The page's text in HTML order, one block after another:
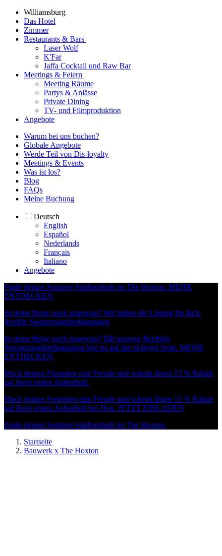
Williamsburg
Das Hotel
Zimmer
Restaurants & Bars
Laser Wolf
K'Far
Jaffa Cocktail und Raw Bar
Meetings & Feiern
Meeting Räume
Partys & Anlässe
Private Dining
TV- und Filmproduktion
Angebote
Warum bei uns buchen?
Globale Angebote
Werde Teil von Dis-loyalty
Meetings & Events
Was ist los?
Blog
FAQs
Meine Buchung
Deutsch
English
Español
Nederlands
Français
Italiano
Angebote
Finde deinen Sommer-Städteurlaub im The Hoxton. MEHR
ENTDECKEN
Ist deine Reise noch ungewiss? Wir haben die Lösung für dich:
flexible Stornierungsbedingungen
Ist deine Reise noch ungewiss? Mit unseren flexiblen
Stornierungsbedingungen bist du auf der sicheren Seite. MEHR
ENTDECKEN
Mach deinen Freunden eine Freude und schenk ihnen 15 % Rabatt
auf ihren ersten Aufenthalt.
Mach deinen Freunden eine Freude und schenk ihnen 15 % Rabatt
auf ihren ersten Aufenthalt bei Hox. JETZT EINLADEN
Finde deinen Sommer-Städteurlaub im The Hoxton.
Startseite
Bauwerk x The Hoxton